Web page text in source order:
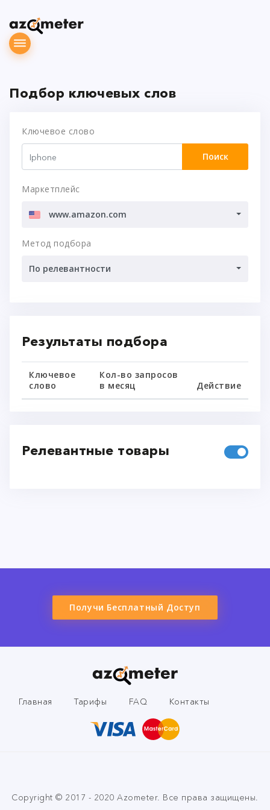
Подбор ключевых слов
Ключевое слово
Маркетплейс
www.amazon.com
Метод подбора
По релевантности
Поиск
Результаты подбора
Ключевое
слово
Кол-во запросов
в месяц
Действие
Релевантные товары
Получи Бесплатный Доступ
Главная Тарифы FAQ Контакты
Copyright © 2017 - 2020 Azometer. Все права защищены.